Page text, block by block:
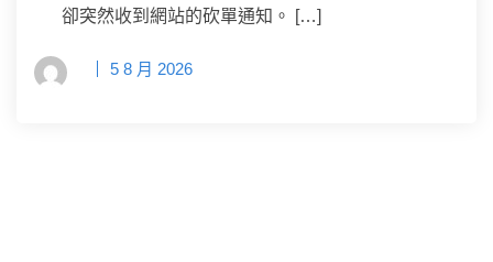
卻突然收到網站的砍單通知。 […]
5 8 月 2026